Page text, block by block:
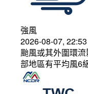
強風
2026-08-07,
颱風或其外圍環
部地區有平均風6